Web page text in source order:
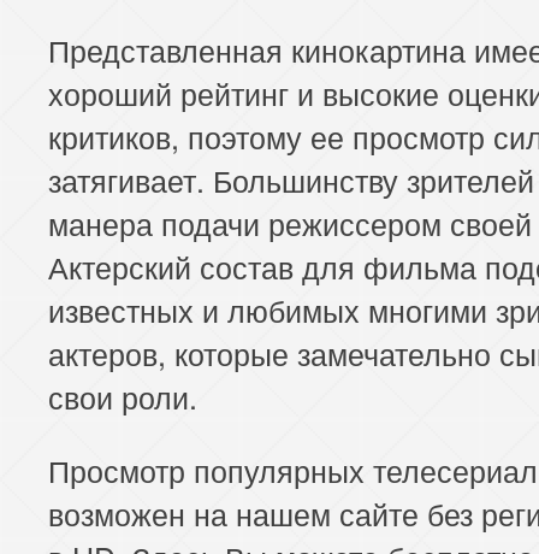
Представленная кинокартина
хороший рейтинг и высокие
критиков, поэтому ее просмотр
затягивает. Большинству
манера подачи режиссером
Актерский состав для фильма
известных и любимых многими
актеров, которые замечательно
свои роли.
Просмотр популярных
возможен на нашем сайте без